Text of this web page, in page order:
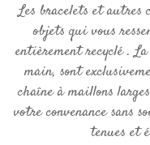
Les bracelets et autres
objets qui vous
entièrement recyclé .
main, sont
chaîne à maillons
votre convenance sans
tenues et